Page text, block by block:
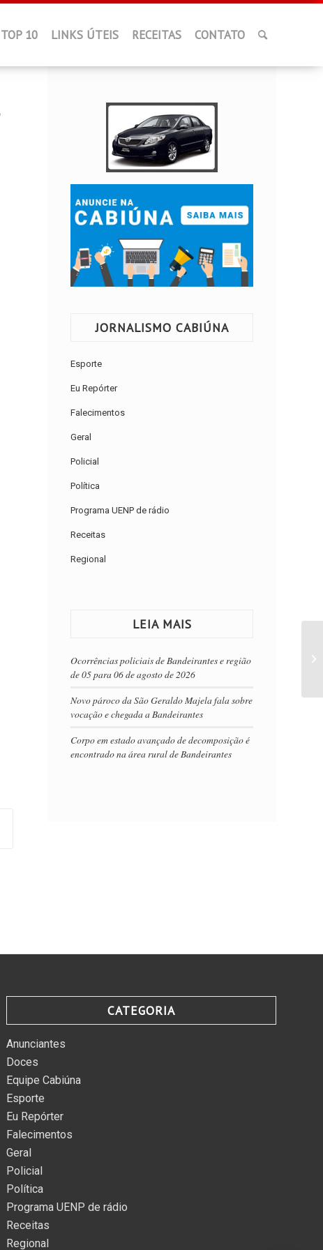
TOP 10 LINKS ÚTEIS RECEITAS CONTATO
JORNALISMO CABIÚNA
Esporte
Eu Repórter
Falecimentos
Geral
Policial
Política
Programa UENP de rádio
Receitas
Regional
LEIA MAIS
Ocorrências policiais de Bandeirantes e região
de 05 para 06 de agosto de 2026
Novo pároco da São Geraldo Majela fala sobre
vocação e chegada a Bandeirantes
Corpo em estado avançado de decomposição é
encontrado na área rural de Bandeirantes
CATEGORIA
Anunciantes
Doces
Equipe Cabiúna
Esporte
Eu Repórter
Falecimentos
Geral
Policial
Política
Programa UENP de rádio
Receitas
Regional